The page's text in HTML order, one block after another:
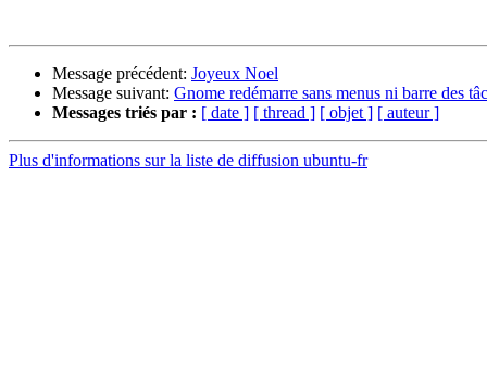
Message précédent: Joyeux Noel
Message suivant: Gnome redémarre sans menus ni barre des
Messages triés par : [ date ] [ thread ] [ objet ] [ auteur ]
Plus d'informations sur la liste de diffusion ubuntu-fr